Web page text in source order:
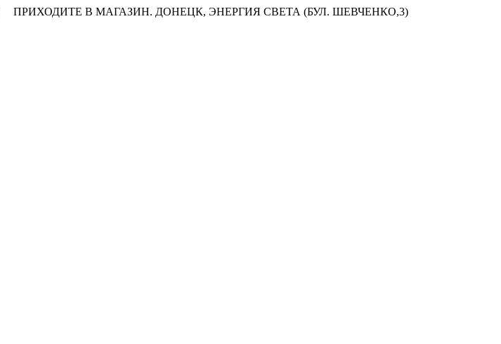
ПРИХОДИТЕ В МАГАЗИН. ДОНЕЦК, ЭНЕРГИЯ СВЕТА (БУЛ. ШЕВЧЕНКО,3)